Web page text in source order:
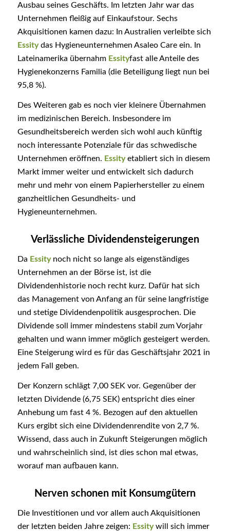
Ausbau seines Geschäfts. Im letzten Jahr war das
Unternehmen fleißig auf Einkaufstour. Sechs
Akquisitionen kamen dazu: In Australien verleibte sich
Essitydas Hygieneunternehmen Asaleo Care ein. In
Lateinamerika übernahm Essityfast alle Anteile des
Hygienekonzerns Familia (die Beteiligung liegt nun bei
95,8 %).
Des Weiteren gab es noch vier kleinere Übernahmen
im medizinischen Bereich. Insbesondere im
Gesundheitsbereich werden sich wohl auch künftig
noch interessante Potenziale für das schwedische
Unternehmen eröffnen. Essityetabliert sich in diesem
Markt immer weiter und entwickelt sich dadurch
mehr und mehr von einem Papierhersteller zu einem
ganzheitlichen Gesundheits- und
Hygieneunternehmen.
Verlässliche Dividendensteigerungen
Da Essitynoch nicht so lange als eigenständiges
Unternehmen an der Börse ist, ist die
Dividendenhistorie noch recht kurz. Dafür hat sich
das Management von Anfang an für seine langfristige
und stetige Dividendenpolitik ausgesprochen. Die
Dividende soll immer mindestens stabil zum Vorjahr
gehalten und wann immer möglich gesteigert werden.
Eine Steigerung wird es für das Geschäftsjahr 2021 in
jedem Fall geben.
Der Konzern schlägt 7,00 SEK vor. Gegenüber der
letzten Dividende (6,75 SEK) entspricht dies einer
Anhebung um fast 4 %. Bezogen auf den aktuellen
Kurs ergibt sich eine Dividendenrendite von 2,7 %.
Wissend, dass auch in Zukunft Steigerungen möglich
und wahrscheinlich sind, ist dies schon mal etwas,
worauf man aufbauen kann.
Nerven schonen mit Konsumgütern
Die Investitionen und vor allem auch Akquisitionen
der letzten beiden Jahre zeigen: Essitywill sich immer